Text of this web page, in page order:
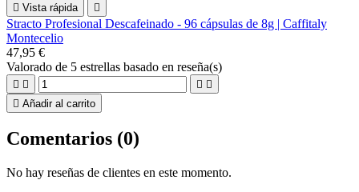
 Vista rápida 
Stracto Profesional Descafeinado - 96 cápsulas de 8g | Caffitaly
Montecelio
47,95 €
Valorado de 5 estrellas basado en reseña(s)
   
 Añadir al carrito
Comentarios (0)
No hay reseñas de clientes en este momento.